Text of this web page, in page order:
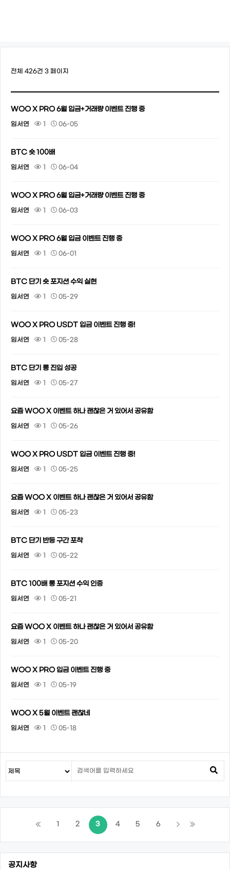
전체 426건 3 페이지
WOO X PRO 6월 입금+거래량 이벤트 진행 중
임서연 1 06-05
BTC 숏 100배
임서연 1 06-04
WOO X PRO 6월 입금+거래량 이벤트 진행 중
임서연 1 06-03
WOO X PRO 6월 입금 이벤트 진행 중
임서연 1 06-01
BTC 단기 숏 포지션 수익 실현
임서연 1 05-29
WOO X PRO USDT 입금 이벤트 진행 중!
임서연 1 05-28
BTC 단기 롱 진입 성공
임서연 1 05-27
요즘 WOO X 이벤트 하나 괜찮은 거 있어서 공유함
임서연 1 05-26
WOO X PRO USDT 입금 이벤트 진행 중!
임서연 1 05-25
요즘 WOO X 이벤트 하나 괜찮은 거 있어서 공유함
임서연 1 05-23
BTC 단기 반등 구간 포착
임서연 1 05-22
BTC 100배 롱 포지션 수익 인증
임서연 1 05-21
요즘 WOO X 이벤트 하나 괜찮은 거 있어서 공유함
임서연 1 05-20
WOO X PRO 입금 이벤트 진행 중
임서연 1 05-19
WOO X 5월 이벤트 괜찮네
임서연 1 05-18
1 2 3 4 5 6
공지사항